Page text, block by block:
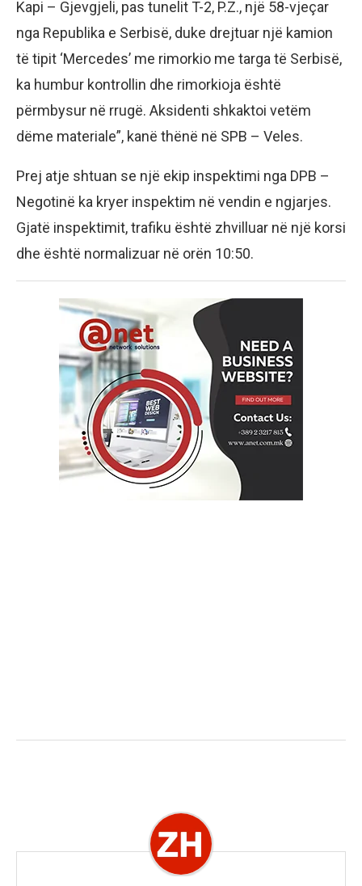
Kapi – Gjevgjeli, pas tunelit T-2, P.Z., një 58-vjeçar
nga Republika e Serbisë, duke drejtuar një kamion
të tipit ‘Mercedes’ me rimorkio me targa të Serbisë,
ka humbur kontrollin dhe rimorkioja është
përmbysur në rrugë. Aksidenti shkaktoi vetëm
dëme materiale”, kanë thënë në SPB – Veles.
Prej atje shtuan se një ekip inspektimi nga DPB –
Negotinë ka kryer inspektim në vendin e ngjarjes.
Gjatë inspektimit, trafiku është zhvilluar në një korsi
dhe është normalizuar në orën 10:50.